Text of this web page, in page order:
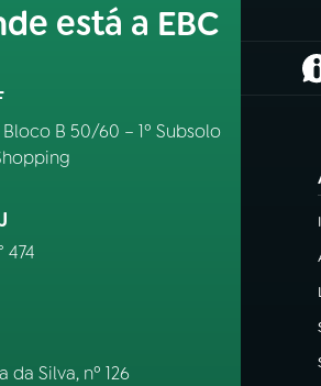
está a EBC
B 50/60 – 1º Subsolo
474
da Silva, nº 126